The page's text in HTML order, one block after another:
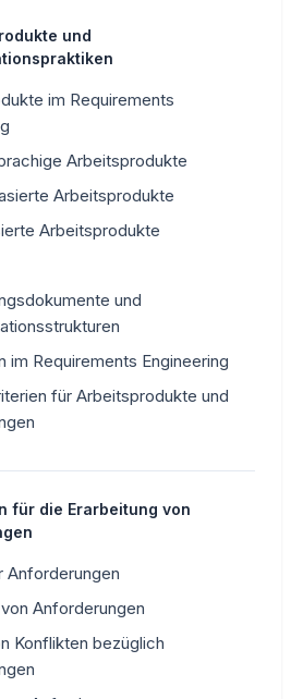
und
im Requirements
Arbeitsprodukte
Arbeitsprodukte
Arbeitsprodukte
und
im Requirements Engineering
für Arbeitsprodukte und
für die Erarbeitung von
Anforderungen
Anforderungen
Konflikten bezüglich